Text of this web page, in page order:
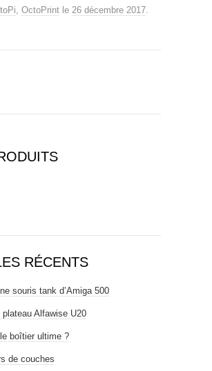
, OctoPrint le 26 décembre 2017.
RÉCENTS
souris tank d’Amiga 500
plateau Alfawise U20
boîtier ultime ?
de couches